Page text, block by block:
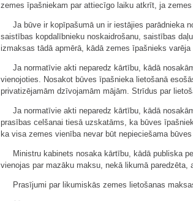
zemes īpašniekam par attiecīgo laiku atkrīt, ja
Ja būve ir kopīpašumā un ir iestājies parādnieka
saistības kopdalībnieku noskaidrošanu, saistības
izmaksas tādā apmērā, kādā zemes īpašnieks
Ja normatīvie akti neparedz kārtību, kādā
vienojoties. Nosakot būves īpašnieka lietošanā
privatizējamām dzīvojamām mājām. Strīdus par
Ja normatīvie akti neparedz kārtību, kādā
prasības celšanai tiesā uzskatāms, ka būves
ka visa zemes vienība nevar būt nepieciešama
Ministru kabinets nosaka kārtību, kādā publiska
vienojas par mazāku maksu, nekā likumā
Prasījumi par likumiskās zemes lietošanas